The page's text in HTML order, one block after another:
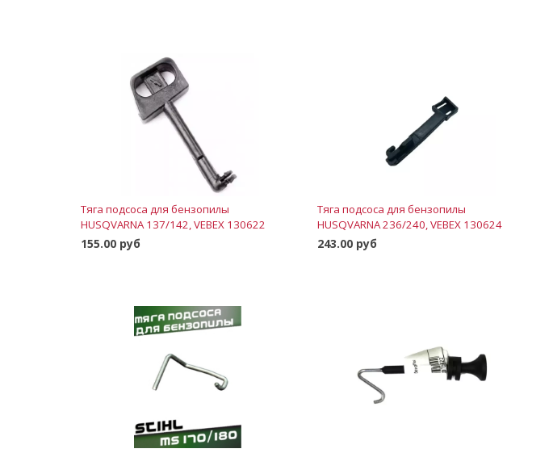
Тяга подсоса для бензопилы
HUSQVARNA 137/142, VEBEX 130622
155.00 руб
Тяга подсоса для бензопилы
HUSQVARNA 236/240, VEBEX 130624
243.00 руб